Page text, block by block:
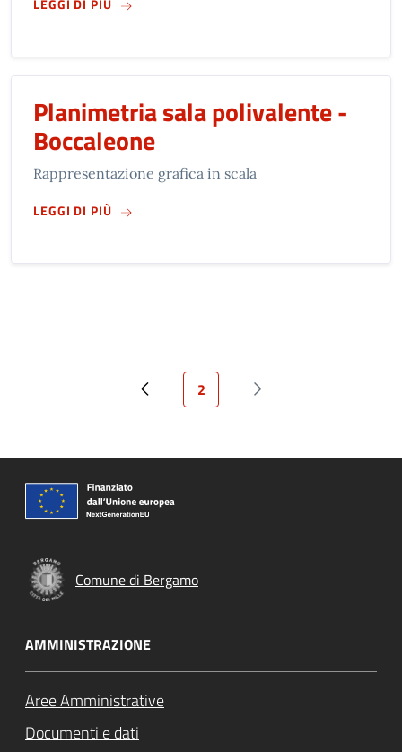
LEGGI DI PIÙ
Planimetria sala polivalente -
Boccaleone
Rappresentazione grafica in scala
LEGGI DI PIÙSUPLANIMETRIA SALA POLIVALENTE -
Pagina precedente
Pagina attuale
2 Prossima pagina
Comune di Bergamo
AMMINISTRAZIONE
Aree Amministrative
Documenti e dati